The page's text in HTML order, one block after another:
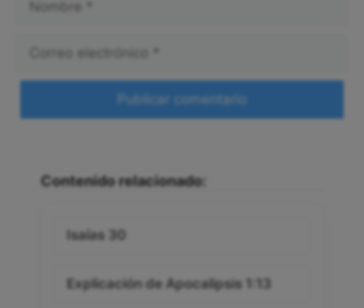
Contenido relacionado:
Isaías 30
Explicación de Apocalipsis 1:13